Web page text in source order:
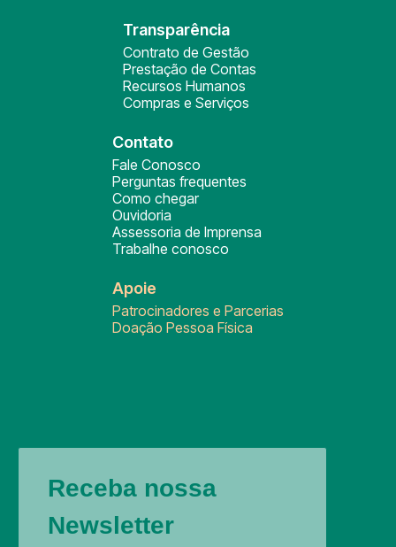
Transparência
Contrato de Gestão
Prestação de Contas
Recursos Humanos
Compras e Serviços
Contato
Fale Conosco
Perguntas frequentes
Como chegar
Ouvidoria
Assessoria de Imprensa
Trabalhe conosco
Apoie
Patrocinadores e Parcerias
Doação Pessoa Física